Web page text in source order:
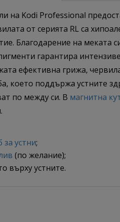
на Kodi Professional
от серията RL са
Благодарение на меката
гарантира
ефективна грижа,
което поддържа устните
по между си. В магнитна
за устни;
(по желание);
върху устните.